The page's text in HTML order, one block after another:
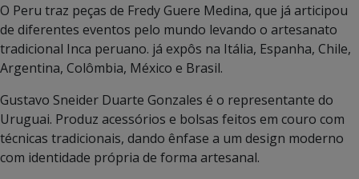
O Peru traz peças de Fredy Guere Medina, que já articipou
de diferentes eventos pelo mundo levando o artesanato
tradicional Inca peruano. já expôs na Itália, Espanha, Chile,
Argentina, Colômbia, México e Brasil.
Gustavo Sneider Duarte Gonzales é o representante do
Uruguai. Produz acessórios e bolsas feitos em couro com
técnicas tradicionais, dando ênfase a um design moderno
com identidade própria de forma artesanal.